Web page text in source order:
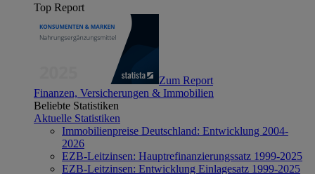
Top Report
Zum Report
Finanzen, Versicherungen & Immobilien
Beliebte Statistiken
Aktuelle Statistiken
Immobilienpreise Deutschland: Entwicklung 2004-
2026
EZB-Leitzinsen: Hauptrefinanzierungssatz 1999-2025
EZB-Leitzinsen: Entwicklung Einlagesatz 1999-2025